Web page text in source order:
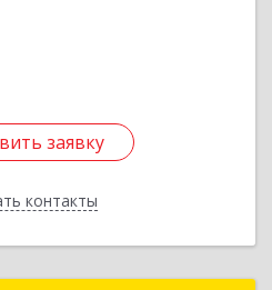
заявку
контакты
заявку
Назад